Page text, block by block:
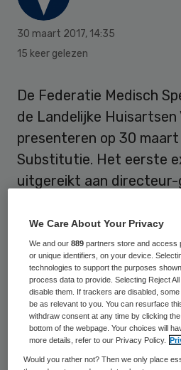
30 maart 2017, 14:35
15 keer gelezen
De Federatie Medisch
de Landelijke Huisartsen
presenteren op 30
Substitutie. Het eerste
uitgereikt aan directeur-
Dat meldt de FMS op
document staan de
beschreven voor
zo dicht mogelijk bij de
De belangrijkste
investeringen,
en opleidingsplaatsen,
We Care About Your Privacy
We and our889 partners store and access
or unique identifiers, on your device.
technologies to support the purposes
process data to provide. Selecting Reject
disable them. If trackers are disabled,
be as relevant to you. You can resurface
withdraw consent at any time by clicking
bottom of the webpage. Your choices will
more details, refer to our Privacy Policy.
Would you rather not? Then we only place